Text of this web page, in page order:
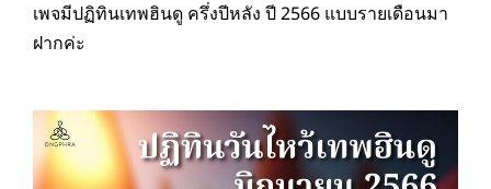
เพจมีปฏิทินเทพฮินดู ครึ่งปีหลัง ปี 2566 แบบรายเดือนมา
ฝากค่ะ